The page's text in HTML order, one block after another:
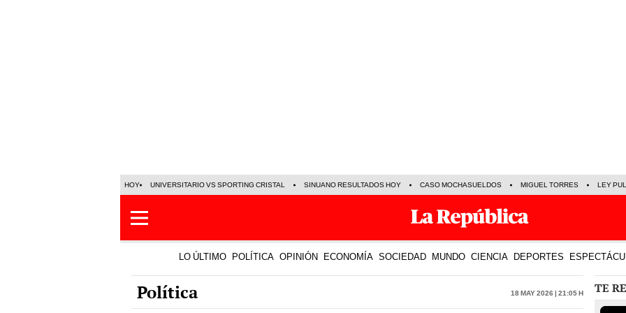
HOY UNIVERSITARIO VS SPORTING CRISTAL SINUANO RESULTADOS HOY CASO MOCHASUELDOS MIGUEL TORRES LEY
LO ÚLTIMO POLÍTICA OPINIÓN ECONOMÍA SOCIEDAD MUNDO CIENCIA DEPORTES
Política 18 May 2026 | 21:05 h TE